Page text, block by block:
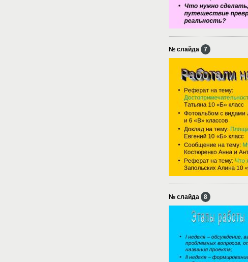
№ слайда 7
№ слайда 8